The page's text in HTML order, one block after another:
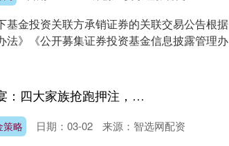
基金投资关联方承销证券的关联交易公告根据
法》《公开募集证券投资基金信息披露管理办
千金策略 香港楼市上演豪宅盛宴：四大家族抢跑押注，施永青预言楼价将涨近20%
策略 日期：03-02 来源：智选网配资